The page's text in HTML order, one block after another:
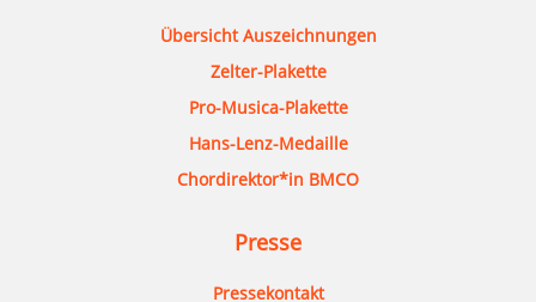
Übersicht Auszeichnungen
Zelter-Plakette
Pro-Musica-Plakette
Hans-Lenz-Medaille
Chordirektor*in BMCO
Presse
Pressekontakt